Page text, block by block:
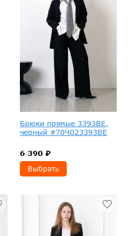
Брюки прямые 3393ВЕ,
черный #70Ч023393ВЕ
6 390 ₽
Выбрать